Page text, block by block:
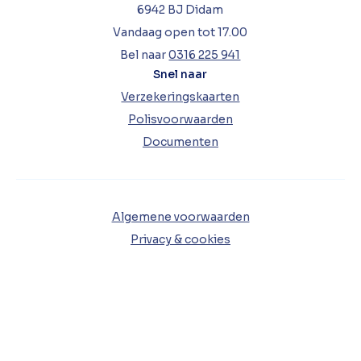
6942 BJ Didam
Vandaag open tot 17.00
Bel naar0316 225 941
Snel naar
Verzekeringskaarten
Polisvoorwaarden
Documenten
Algemene voorwaarden
Privacy & cookies